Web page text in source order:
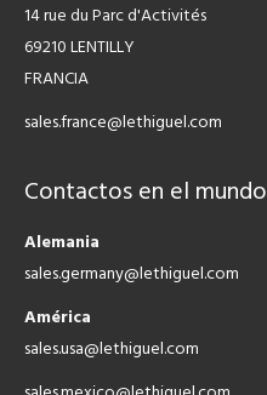
14 rue du Parc d'Activités
69210 LENTILLY
FRANCIA
sales.france@lethiguel.com
Contactos en el mundo
Alemania
sales.germany@lethiguel.com
América
sales.usa@lethiguel.com